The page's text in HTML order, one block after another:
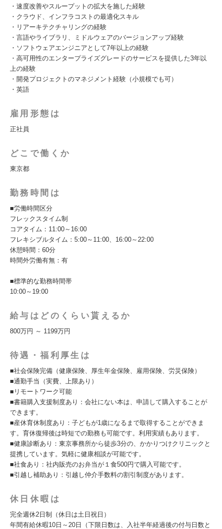
・速度改善やスループットの拡大を施した経験
・クラウド、インフラコストの最適化スキル
・リアーキテクチャリングの経験
・言語やライブラリ、ミドルウェアのバージョンアップ経験
・ソフトウェアエンジニアとして7年以上の経験
・高可用性のエンタープライズグレードのサービスを提供した3年以
上の経験
・開発プロジェクトのマネジメント経験（小規模でも可）
・英語
雇用形態は
正社員
どこで働くか
東京都
勤務時間は
■労働時間区分
フレックスタイム制
コアタイム：11:00～16:00
フレキシブルタイム：5:00～11:00、16:00～22:00
休憩時間：60分
時間外労働有無：有
■標準的な勤務時間帯
10:00～19:00
給与はどのくらい貰えるか
800万円 ～ 1199万円
待遇・福利厚生は
■社会保険完備（健康保険、厚生年金保険、雇用保険、労災保険）
■通勤手当（実費、上限あり）
■リモートワーク可能
■書籍購入支援制度あり：会社にない本は、申請して購入することが
できます。
■産休育休制度あり：子どもが1歳になるまで取得することができま
す。育休復帰後は時短での勤務も可能です。利用実績もあります。
■健康診断あり：東京事務所から徒歩3分の、かかりつけクリニックと
提携しています。気軽に健康相談が可能です。
■社食あり：社内販売のお弁当が１食500円で購入可能です。
■引越し補助あり：引越し仲介手数料の割引制度があります。
休日休暇は
完全週休2日制（休日は土日祝日）
年間有給休暇10日～20日（下限日数は、入社半年経過後の付与日数と